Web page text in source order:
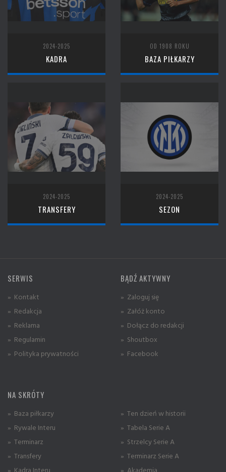
2024-2025
KADRA
OD 1908 ROKU
BAZA PIŁKARZY
2024-2025
TRANSFERY
2024-2025
SEZON
SERWIS
» Kontakt
» Redakcja
» Reklama
» Regulamin
» Polityka prywatności
BĄDŹ AKTYWNY
» Zaloguj się
» Załóż konto
» Dołącz do redakcji
» Shoutbox
» Facebook
NA SKRÓTY
» Baza piłkarzy
» Rywale Interu
» Terminarz
» Transfery
» Kadra Interu
» Ten dzień w historii
» Tabela Serie A
» Strzelcy Serie A
» Terminarz Serie A
» Akademia